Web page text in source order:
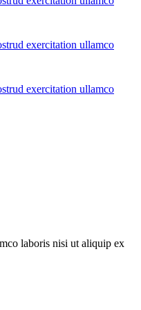
exercitation ullamco
exercitation ullamco
laboris nisi ut aliquip ex